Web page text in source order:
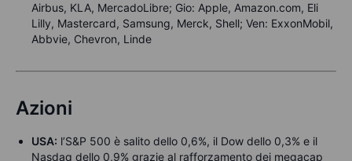
Airbus, KLA, MercadoLibre; Gio: Apple, Amazon.com, Eli
Lilly, Mastercard, Samsung, Merck, Shell; Ven: ExxonMobil,
Abbvie, Chevron, Linde
Azioni
USA: l’S&P 500 è salito dello 0,6%, il Dow dello 0,3% e il
Nasdaq dello 0,9% grazie al rafforzamento dei megacap